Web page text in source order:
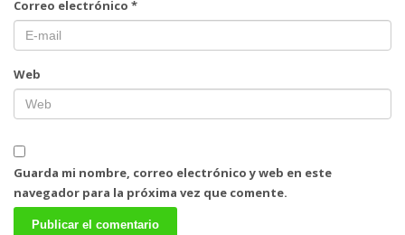
Correo electrónico *
Web
Guarda mi nombre, correo electrónico y web en este
navegador para la próxima vez que comente.